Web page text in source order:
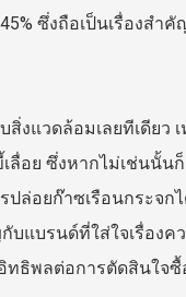
ซึ่งถือเป็นเรื่องสำ
งแวดล้อมเลยทีเดียว
อย ซึ่งหากไม่เช่นนั้น
ล่อยก๊าซเรือนกระจ
แบรนด์ที่ใส่ใจเรื่อง
ทธิพลต่อการตัดสินใจ